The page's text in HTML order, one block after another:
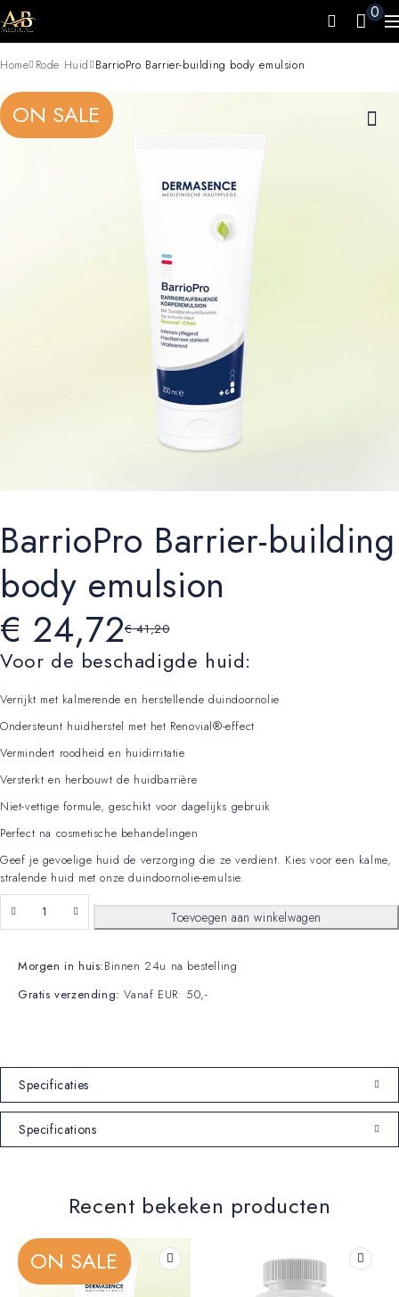
0
Home Rode Huid BarrioPro Barrier-building body emulsion
ON SALE
BarrioPro Barrier-building
body emulsion
€41,20
€ 24,72
Voor de beschadigde huid:
Verrijkt met kalmerende en herstellende duindoornolie
Ondersteunt huidherstel met het Renovial®-effect
Vermindert roodheid en huidirritatie
Versterkt en herbouwt de huidbarrière
Niet-vettige formule, geschikt voor dagelijks gebruik
Perfect na cosmetische behandelingen
Geef je gevoelige huid de verzorging die ze verdient. Kies voor een kalme,
stralende huid met onze duindoornolie-emulsie.
Toevoegen aan winkelwagen
Morgen in huis:Binnen 24u na bestelling
Gratis verzending: Vanaf EUR: 50,-
Specificaties
Specifications
Recent bekeken producten
ON SALE